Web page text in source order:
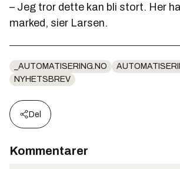
– Jeg tror dette kan bli stort. Her
marked, sier Larsen.
_AUTOMATISERING.NO
NYHETSBREV
Del
Kommentarer